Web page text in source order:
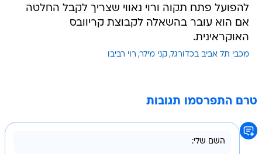
להפועל פתח תקוה ורוי נאווי שצריך לקבל החלטה
אם הוא עובר בהשאלה לקבוצת קריוובס
האוקראינית.
מכבי תל אביב בכדורגל קני מילר רוי רביבו
טרם התפרסמו תגובות